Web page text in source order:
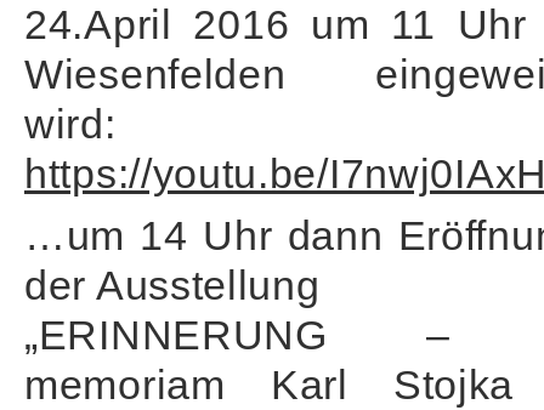
24.April 2016 um 11 Uhr
Wiesenfelden
wird:
https://youtu.be/
…um 14 Uhr dann
der Ausstellung
„ERINNERUNG –
memoriam Karl